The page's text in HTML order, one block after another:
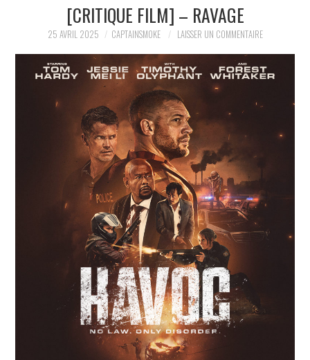
À PROPOS
L’ÉQUIPE
[CRITIQUE FILM] – RAVAGE
25 AVRIL 2025 CAPTAINSMOKE LAISSER UN COMMENTAIRE